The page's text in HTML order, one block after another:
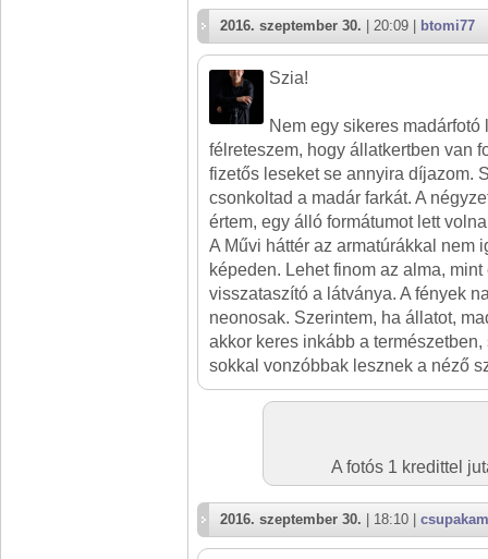
2016. szeptember 30. | 20:09 | btomi77
Szia!
Nem egy sikeres madárfotó
félreteszem, hogy állatkertben van
fizetős leseket se annyira díjazom.
csonkoltad a madár farkát. A
értem, egy álló formátumot lett
A Művi háttér az armatúrákkal nem
képeden. Lehet finom az alma,
visszataszító a látványa. A fények
neonosak. Szerintem, ha állatot,
akkor keres inkább a
sokkal vonzóbbak lesznek a néző
A fotós 1 kredittel
2016. szeptember 30. | 18:10 |